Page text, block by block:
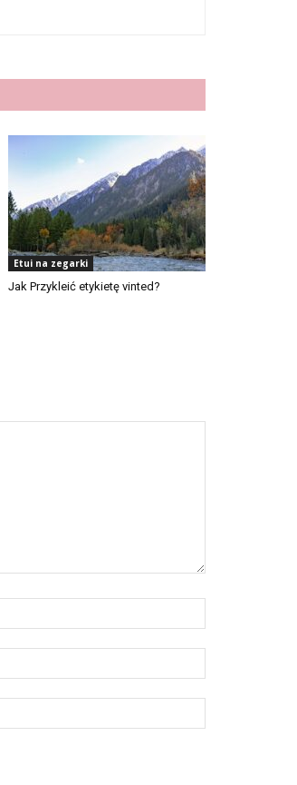
Etui na zegarki
Jak Przykleić etykietę vinted?